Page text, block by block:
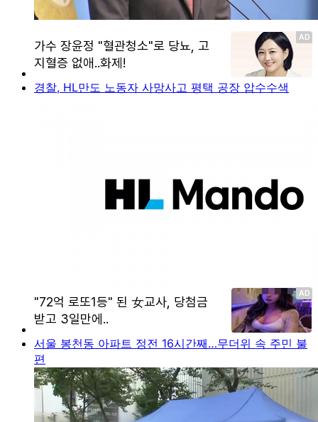
경찰, HL만도 노동자 사망사고 평택 공장 압수수색
서울 봉천동 아파트 정전 16시간째…무더위 속 주민 불
편